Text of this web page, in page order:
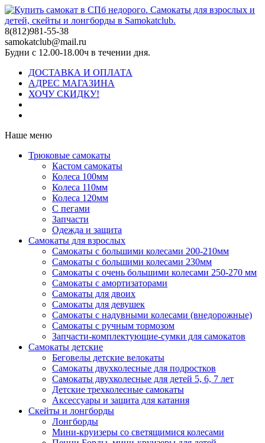
8(812)981-55-38
samokatclub@mail.ru
Будни с 12.00-18.00ч в течении дня.
ДОСТАВКА И ОПЛАТА
АДРЕС МАГАЗИНА
ХОЧУ СКИДКУ!
Наше меню
Трюковые самокаты
Кастом самокаты
Колеса 100мм
Колеса 110мм
Колеса 120мм
С пегами
Запчасти
Одежда и защита
Самокаты для взрослых
Самокаты с большими колесами 200-210мм
Самокаты с большими колесами 230мм
Самокаты с очень большими колесами 250-270 мм
Самокаты с амортизаторами
Самокаты для двоих
Самокаты для девушек
Самокаты с надувными колесами (внедорожные)
Самокаты с ручным тормозом
Запчасти-комплектующие-сумки для самокатов
Самокаты детские
Беговелы детские велокаты
Самокаты двухколесные для подростков
Самокаты двухколесные для детей 5, 6, 7 лет
Детские трехколесные самокаты
Аксессуары и защита для катания
Cкейты и лонгборды
Лонгборды
Мини-круизеры со светящимися колесами